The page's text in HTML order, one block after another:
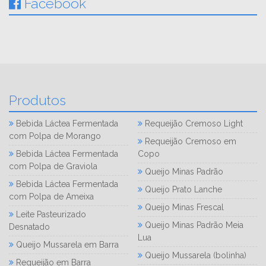
Produtos
Bebida Láctea Fermentada
com Polpa de Morango
Bebida Láctea Fermentada
com Polpa de Graviola
Bebida Láctea Fermentada
com Polpa de Ameixa
Leite Pasteurizado
Desnatado
Queijo Mussarela em Barra
Requeijão em Barra
Requeijão Cremoso Light
Requeijão Cremoso em
Copo
Queijo Minas Padrão
Queijo Prato Lanche
Queijo Minas Frescal
Queijo Minas Padrão Meia
Lua
Queijo Mussarela (bolinha)